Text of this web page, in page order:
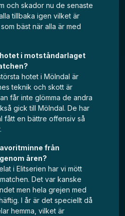
och skador nu de senaste
tillbaka igen vilket är
bäst när alla är med
i motståndarlaget
hotet i Mölndal är
teknik och skott är
får inte glömma de andra
gick till Mölndal. De har
fått en bättre offensiv så
från
åren?
i Elitserien har vi mött
Det var kanske
men hela grejen med
I år är det speciellt då
hemma, vilket är